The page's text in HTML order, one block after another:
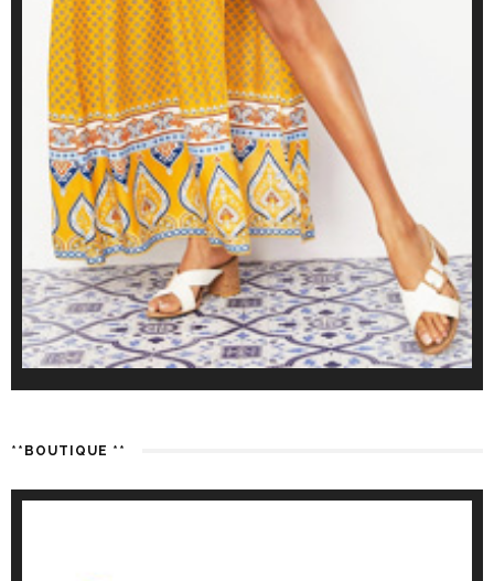
**BOUTIQUE **